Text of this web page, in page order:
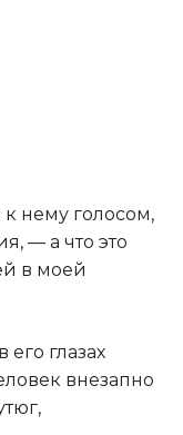
нему голосом,
— а что это
в моей
глазах
внезапно